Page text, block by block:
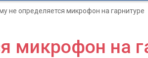
не определяется микрофон на гарнитуре
микрофон на